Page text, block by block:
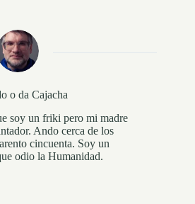
o da Cajacha
soy un friki pero mi madre
Ando cerca de los
cincuenta. Soy un
odio la Humanidad.